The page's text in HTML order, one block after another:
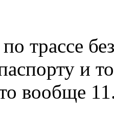
по трассе
и
вообще